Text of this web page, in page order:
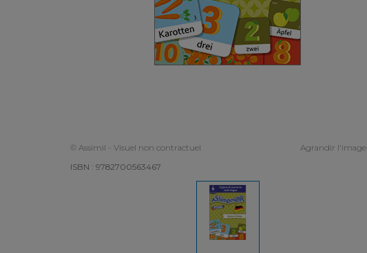
© Assimil - Visuel non contractuel
Agrandir l'image
ISBN : 9782700563467